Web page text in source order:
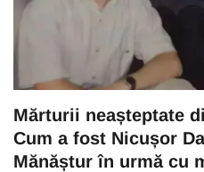
Mărturii neașteptate
Cum a fost Nicușor
Mănăștur în urmă cu